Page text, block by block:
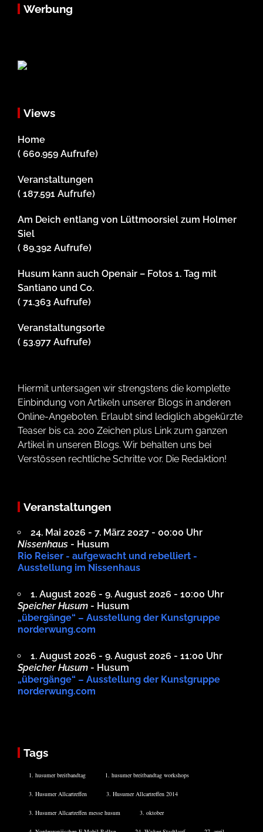
Werbung
Views
Home
( 660.959 Aufrufe)
Veranstaltungen
( 187.591 Aufrufe)
Am Deich entlang von Lüttmoorsiel zum Holmer
Siel
( 89.392 Aufrufe)
Husum kann auch Openair – Fotos 1. Tag mit
Santiano und Co.
( 71.363 Aufrufe)
Veranstaltungsorte
( 53.977 Aufrufe)
Hiermit untersagen wir strengstens die komplette
Einbindung von Artikeln unserer Blogs in anderen
Online-Angeboten. Erlaubt sind lediglich abgekürzte
Teaser bis ca. 200 Zeichen plus Link zum ganzen
Artikel in unseren Blogs. Wir behalten uns bei
Verstössen rechtliche Schritte vor. Die Redaktion!
Veranstaltungen
24. Mai 2026 - 7. März 2027 - 00:00 Uhr
Nissenhaus - Husum
Rio Reiser - aufgewacht und rebelliert -
Ausstellung im Nissenhaus
1. August 2026 - 9. August 2026 - 10:00 Uhr
Speicher Husum - Husum
„übergänge“ – Ausstellung der Kunstgruppe
norderwung.com
1. August 2026 - 9. August 2026 - 11:00 Uhr
Speicher Husum - Husum
„übergänge“ – Ausstellung der Kunstgruppe
norderwung.com
Tags
1. husumer breitbandtag 1. husumer breitbandtag workshops
3. Husumer Allcartreffen 3. Husumer Allcartreffen 2014
3. Husumer Allcartreffen messe husum 3. oktober